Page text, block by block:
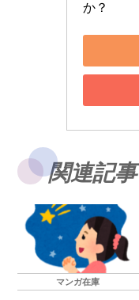
か？
関連記事
マンガ在庫